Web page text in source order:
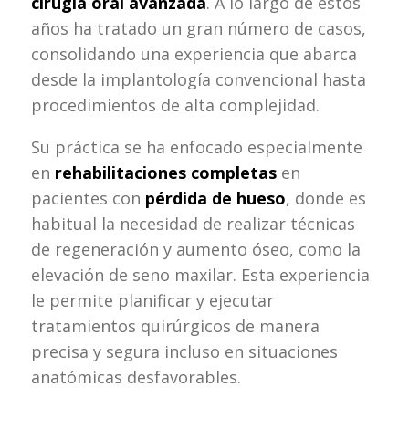
años ha tratado un gran número de casos,
consolidando una experiencia que abarca
desde la implantología convencional hasta
procedimientos de alta complejidad.
Su práctica se ha enfocado especialmente
en rehabilitaciones completasen
pacientes con pérdida de hueso, donde es
habitual la necesidad de realizar técnicas
de regeneración y aumento óseo, como la
elevación de seno maxilar. Esta experiencia
le permite planificar y ejecutar
tratamientos quirúrgicos de manera
precisa y segura incluso en situaciones
anatómicas desfavorables.